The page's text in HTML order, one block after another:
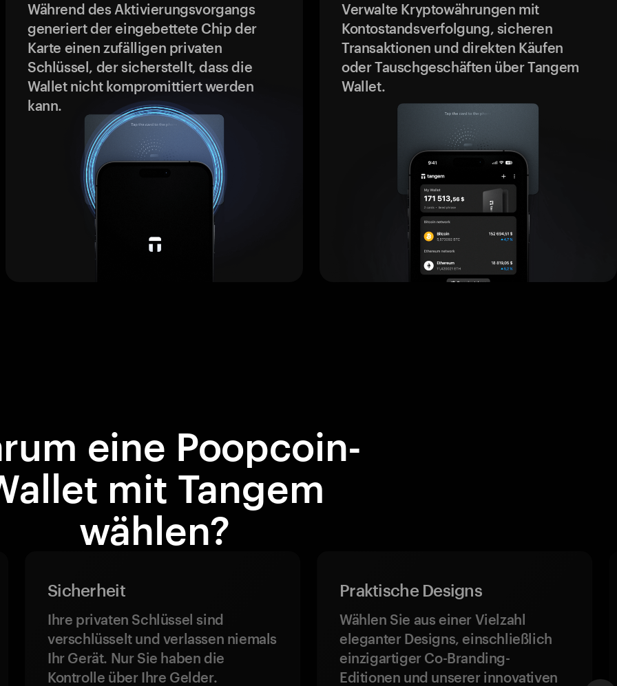
Während des Aktivierungsvorgangs
generiert der eingebettete Chip der
Karte einen zufälligen privaten
Schlüssel, der sicherstellt, dass die
Wallet nicht kompromittiert werden
kann.
Verwalte Kryptowährungen mit
Kontostandsverfolgung, sicheren
Transaktionen und direkten Käufen
oder Tauschgeschäften über Tangem
Wallet.
eine Poopcoin-
mit Tangem
wählen?
Sicherheit
Ihre privaten Schlüssel sind
verschlüsselt und verlassen niemals
Ihr Gerät. Nur Sie haben die
Kontrolle über Ihre Gelder.
Praktische Designs
Wählen Sie aus einer Vielzahl
eleganter Designs, einschließlich
einzigartiger Co-Branding-
Editionen und unserer innovativen